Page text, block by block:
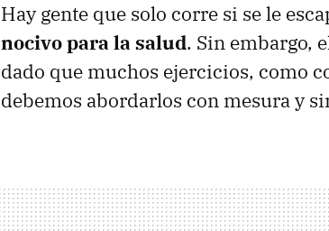
Hay gente que solo corre si se le
nocivo para la salud. Sin embargo,
dado que muchos ejercicios, como
debemos abordarlos con mesura y